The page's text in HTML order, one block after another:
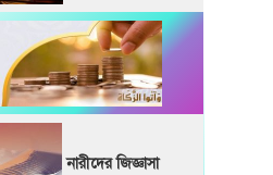
নারীদের জিজ্ঞাসা